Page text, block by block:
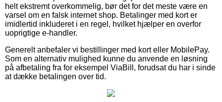
helt ekstremt overkommelig, bør det for det meste være en
varsel om en falsk internet shop. Betalinger med kort er
imidlertid inkluderet i en regel, hvilket hjælper en overfor
uoprigtige e-handler.
Generelt anbefaler vi bestillinger med kort eller MobilePay.
Som en alternativ mulighed kunne du anvende en løsning
på afbetaling fra for eksempel ViaBill, forudsat du har i sinde
at dække betalingen over tid.